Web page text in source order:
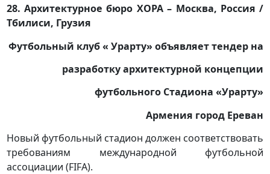
28. Архитектурное бюро ХОРА – Москва, Россия /
Тбилиси, Грузия
Футбольный клуб « Урарту»объявляет тендер на
разработку архитектурной концепции
футбольного Стадиона «Урарту»
Армения город Ереван
Новый футбольный стадион должен соответствовать
требованиям международной футбольной
ассоциации (FIFA).